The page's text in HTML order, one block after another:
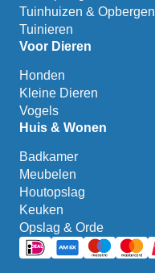
Tuinhuizen & Opbergen
Tuinieren
Voor Dieren
Honden
Kleine Dieren
Vogels
Huis & Wonen
Badkamer
Meubelen
Houtopslag
Keuken
Opslag & Orde